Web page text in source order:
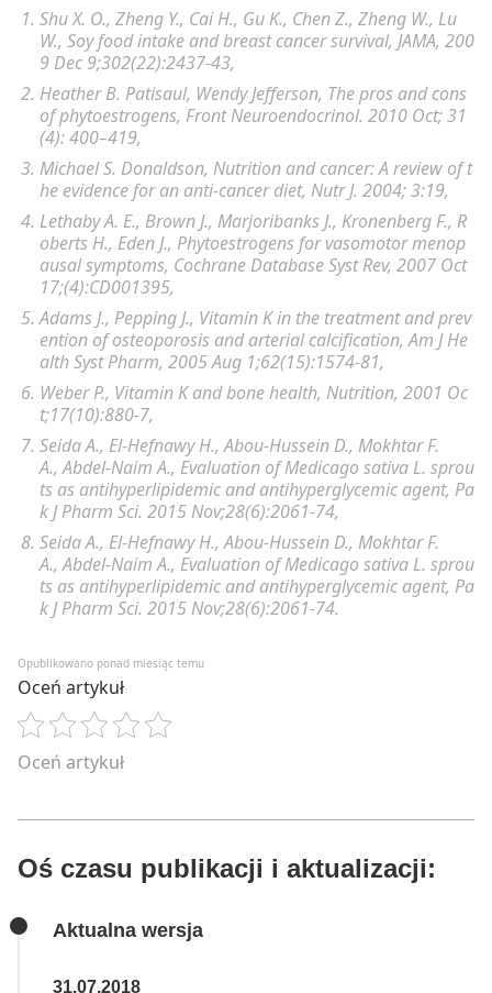
Shu X. O., Zheng Y., Cai H., Gu K., Chen Z., Zheng W., Lu
W., Soy food intake and breast cancer survival, JAMA, 200
9 Dec 9;302(22):2437-43,
Heather B. Patisaul, Wendy Jefferson, The pros and cons
of phytoestrogens, Front Neuroendocrinol. 2010 Oct; 31
(4): 400–419,
Michael S. Donaldson, Nutrition and cancer: A review of t
he evidence for an anti-cancer diet, Nutr J. 2004; 3:19,
Lethaby A. E., Brown J., Marjoribanks J., Kronenberg F., R
oberts H., Eden J., Phytoestrogens for vasomotor menop
ausal symptoms, Cochrane Database Syst Rev, 2007 Oct
17;(4):CD001395,
Adams J., Pepping J., Vitamin K in the treatment and prev
ention of osteoporosis and arterial calcification,Am J He
alth Syst Pharm, 2005 Aug 1;62(15):1574-81,
Weber P., Vitamin K and bone health, Nutrition, 2001 Oc
t;17(10):880-7,
Seida A., El-Hefnawy H.,Abou-Hussein D., Mokhtar F.
A., Abdel-Naim A., Evaluation of Medicago sativa L. sprou
ts as antihyperlipidemic and antihyperglycemic agent, Pa
k J Pharm Sci. 2015 Nov;28(6):2061-74,
Seida A., El-Hefnawy H.,Abou-Hussein D., Mokhtar F.
A.,Abdel-Naim A., Evaluation of Medicago sativa L. sprou
ts as antihyperlipidemic and antihyperglycemic agent, Pa
k J Pharm Sci. 2015 Nov;28(6):2061-74.
Opublikowano ponad miesiąc temu
Oceń artykuł
Oceń artykuł
Oś czasu publikacji i aktualizacji:
Aktualna wersja
31.07.2018